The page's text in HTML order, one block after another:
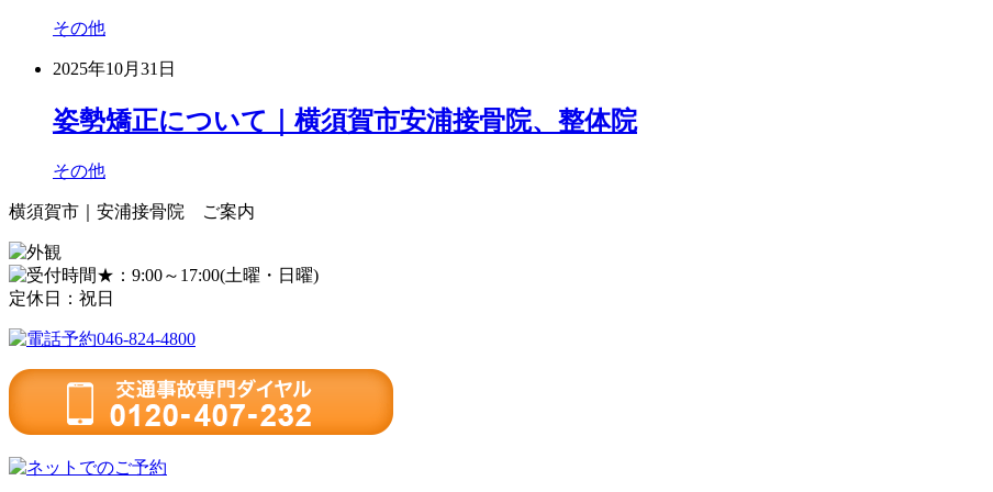
その他
2025年10月31日
姿勢矯正について｜横須賀市安浦接骨院、整体院
その他
横須賀市｜安浦接骨院 ご案内
★：9:00～17:00(土曜・日曜)
定休日：祝日